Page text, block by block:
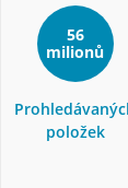
56
milionů
položek